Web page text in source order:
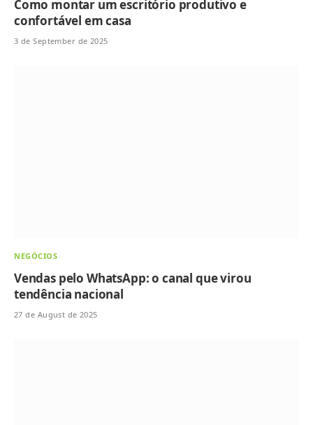
Como montar um escritório produtivo e
confortável em casa
3 de September de 2025
NEGÓCIOS
Vendas pelo WhatsApp: o canal que virou
tendência nacional
27 de August de 2025